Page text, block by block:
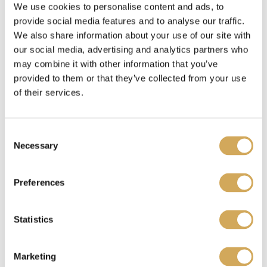
We use cookies to personalise content and ads, to
provide social media features and to analyse our traffic.
We also share information about your use of our site with
our social media, advertising and analytics partners who
may combine it with other information that you’ve
provided to them or that they’ve collected from your use
of their services.
Necessary
Preferences
Statistics
Marketing
Waar kan ik mijn Wasstraapas kado gebruiken?
Benieuwd waar je je Wasstraatpas kado kunt
inzetten?Bekijk hierwelke carwashes bij jou in
de buurt meedoen.
Ik heb een Wasstraatpas kado ontvangen, wat nu?
website. Je krijgt dan een unieke code. Deze
code representeert jouw reservering en fungeert
tegelijkertijd als betaalbewijs. Laat de code zien
aan een medewerker van de gekozen